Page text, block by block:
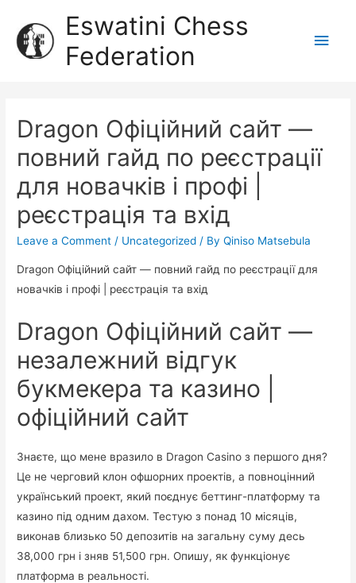
Eswatini Chess
Federation
Dragon Офіційний сайт —
повний гайд по реєстрації
для новачків і профі |
реєстрація та вхід
Leave a Comment / Uncategorized / ByQiniso Matsebula
Dragon Офіційний сайт — повний гайд по реєстрації для
новачків і профі | реєстрація та вхід
Dragon Офіційний сайт —
незалежний відгук
букмекера та казино |
офіційний сайт
Знаєте, що мене вразило в Dragon Casino з першого дня?
Це не черговий клон офшорних проектів, а повноцінний
український проект, який поєднує беттинг-платформу та
казино під одним дахом. Тестую з понад 10 місяців,
виконав близько 50 депозитів на загальну суму десь
38,000 грн і зняв 51,500 грн. Опишу, як функціонує
платформа в реальності.